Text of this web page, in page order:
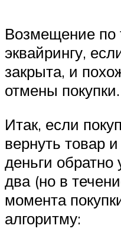
Возмещение по
эквайрингу,
закрыта, и
отмены покупки.
Итак, если
вернуть товар
деньги
два (но в
момента
алгоритму: